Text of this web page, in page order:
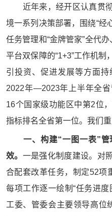
近年来，经开区认真贯彻
境一系列决策部署，围绕“经
任务管理和“金牌管家”全代
平台双保障的“1+3”工作机
引投资、促进发展等方面
2022年—2023年上半年全
16个国家级功能区中第2位
指标排名全省第一位。我们重
一、构建“一图一表”
效。 一是强化制度建设。对
合配套改革任务，制定52项
每项工作逐一绘制“任务进
工委、管委会主要领导高位